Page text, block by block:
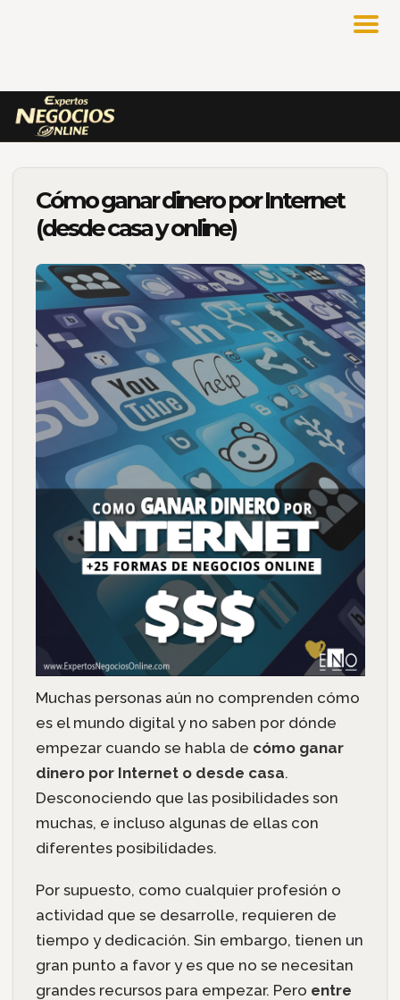
Cómo ganar dinero por Internet
(desde casa y online)
Muchas personas aún no comprenden cómo
es el mundo digital y no saben por dónde
empezar cuando se habla de cómo ganar
dinero por Internet o desde casa.
Desconociendo que las posibilidades son
muchas, e incluso algunas de ellas con
diferentes posibilidades.
Por supuesto, como cualquier profesión o
actividad que se desarrolle, requieren de
tiempo y dedicación. Sin embargo, tienen un
gran punto a favor y es que no se necesitan
grandes recursos para empezar. Pero entre